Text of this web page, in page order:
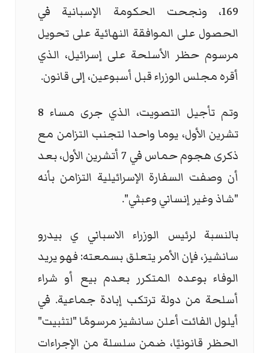
169، ونجحت الحكومة الإسبانية في
الحصول على الموافقة النهائية على تحويل
مرسوم حظر الأسلحة على إسرائيل، الذي
أقره مجلس الوزراء قبل أسبوعين، إلى قانون.
وتم تأجيل التصويت، الذي جرى مساء 8
تشرين الأول، يوما واحدا لتجنب التزامن مع
ذكرى هجوم حماس في 7 أتشرين الأول، بعد
أن وصفت السفارة الإسرائيلية التزامن بأنه
"شاذ وغير إنساني وعبثي".
بالنسبة لرئيس الوزراء الاسباني ي بيدرو
سانشيز، فإن الأمر يتعلق بسمعته: فهو يريد
الوفاء بوعده المتكرر بعدم بيع أو شراء
أسلحة من دولة ترتكب إبادة جماعية. في
أيلول الفائت أعلن سانشيز مرسومًا "لتثبيت"
الحظر قانونيًا، ضمن سلسلة من الإجراءات